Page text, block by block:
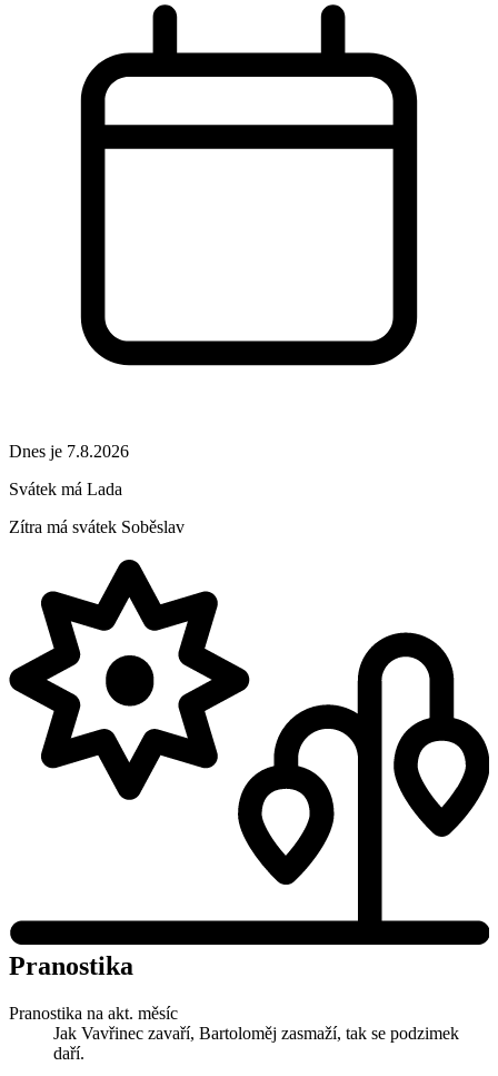
Dnes je 7.8.2026
Svátek má Lada
Zítra má svátek Soběslav
Pranostika
Pranostika na akt. měsíc
Jak Vavřinec zavaří, Bartoloměj zasmaží, tak se podzimek
daří.